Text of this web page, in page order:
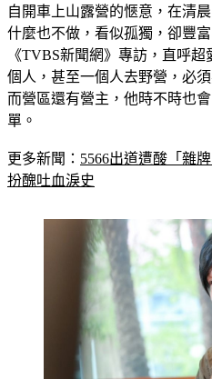
王少偉近年經營YouTube頻道
自開車上山露營的愜意，在清
什麼也不做，看似孤獨，卻豐
《TVBS新聞網》專訪，直呼超
個人，甚至一個人去野營，必
而營區還有營主，他時不時也
更多新聞：5566出道遭酸「雜